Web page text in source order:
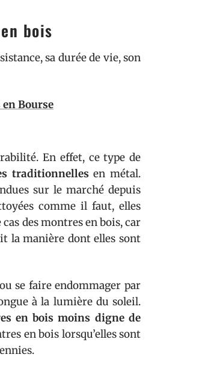
bois
sa durée de vie, son
Bourse
En effet, ce type de
traditionnelles en métal.
sur le marché depuis
comme il faut, elles
des montres en bois, car
la manière dont elles sont
ou se faire endommager par
à la lumière du soleil.
en bois moins digne de
en bois lorsqu’elles sont